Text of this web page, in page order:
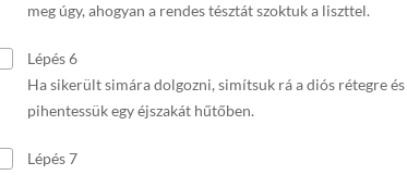
meg úgy, ahogyan a rendes tésztát szoktuk a liszttel.
Lépés 6
Ha sikerült simára dolgozni, simítsuk rá a diós rétegre és
pihentessük egy éjszakát hűtőben.
Lépés 7